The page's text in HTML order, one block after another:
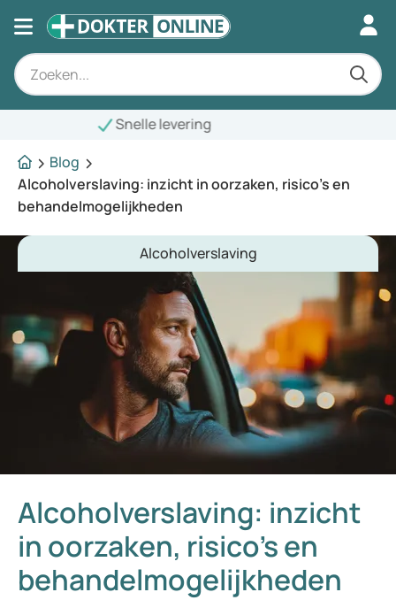
Blog
Alcoholverslaving: inzicht in oorzaken, risico’s en
behandelmogelijkheden
Alcoholverslaving
Alcoholverslaving: inzicht
in oorzaken, risico’s en
behandelmogelijkheden